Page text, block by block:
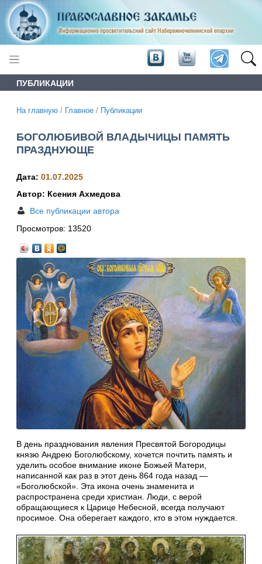
ПУБЛИКАЦИИ
На главную / Главное / Публикации
БОГОЛЮБИВОЙ ВЛАДЫЧИЦЫ ПАМЯТЬ
ПРАЗДНУЮЩЕ
Дата: 01.07.2025
Автор: Ксения Ахмедова
Все публикации автора
Просмотров: 13520
В день празднования явления Пресвятой Богородицы
князю Андрею Боголюбскому, хочется почтить память и
уделить особое внимание иконе Божьей Матери,
написанной как раз в этот день 864 года назад —
«Боголюбской». Эта икона очень знаменита и
распространена среди христиан. Люди, с верой
обращающиеся к Царице Небесной, всегда получают
просимое. Она оберегает каждого, кто в этом нуждается.